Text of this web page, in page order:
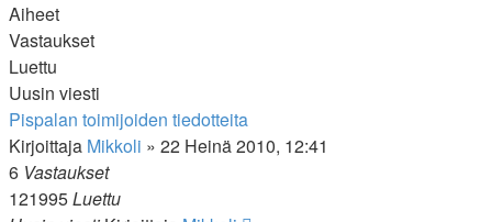
Aiheet
Vastaukset
Luettu
Uusin viesti
Pispalan toimijoiden tiedotteita
Kirjoittaja Mikkoli » 22 Heinä 2010, 12:41
6 Vastaukset
121995Luettu